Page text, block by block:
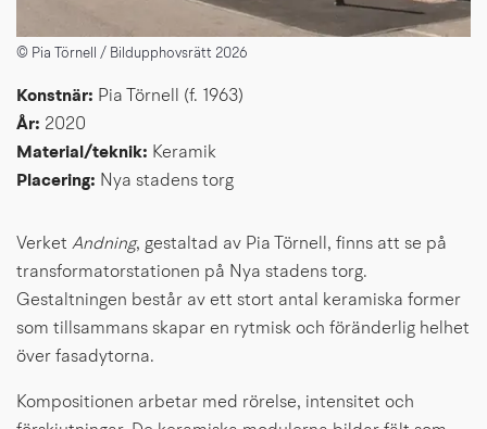
© Pia Törnell / Bildupphovsrätt 2026
Konstnär: Pia Törnell (f. 1963)
År: 2020
Material/teknik: Keramik
Placering: Nya stadens torg
Verket Andning, gestaltad av Pia Törnell, finns att se på
transformatorstationen på Nya stadens torg.
Gestaltningen består av ett stort antal keramiska former
som tillsammans skapar en rytmisk och föränderlig helhet
över fasadytorna.
Kompositionen arbetar med rörelse, intensitet och